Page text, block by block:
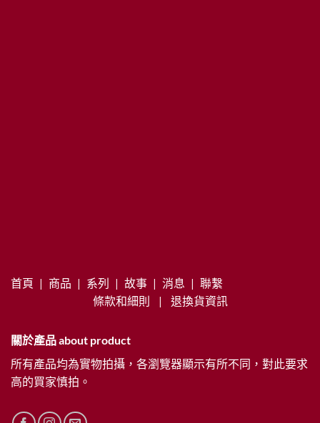
首頁 | 商品 | 系列 | 故事 | 消息 | 聯繫
條款和細則
| 退換貨資訊
關於產品 about product
所有產品均為實物拍攝，各瀏覽器顯示有所不同，對此要求
高的買家慎拍。